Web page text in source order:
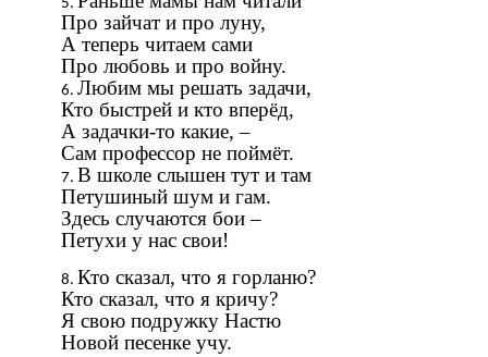
Про зайчат и про луну,
А теперь читаем сами
Про любовь и про войну.
Любим мы решать задачи,
Кто быстрей и кто вперёд,
А задачки-то какие, –
Сам профессор не поймёт.
В школе слышен тут и там
Петушиный шум и гам.
Здесь случаются бои –
Петухи у нас свои!
Кто сказал, что я горланю?
Кто сказал, что я кричу?
Я свою подружку Настю
Новой песенке учу.